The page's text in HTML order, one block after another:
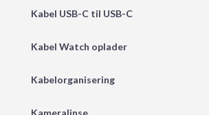
Kabel USB-C til USB-C
Kabel Watch oplader
Kabelorganisering